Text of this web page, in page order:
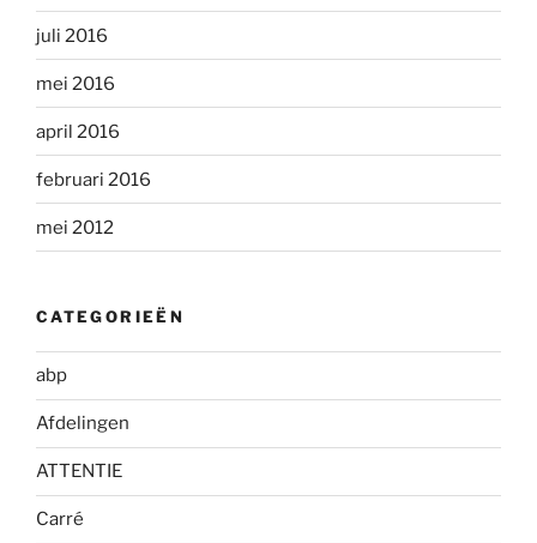
juli 2016
mei 2016
april 2016
februari 2016
mei 2012
CATEGORIEËN
abp
Afdelingen
ATTENTIE
Carré